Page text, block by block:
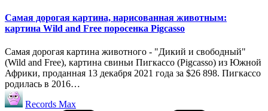
Самая дорогая картина, нарисованная животным:
картина Wild and Free поросенка Pigcasso
Самая дорогая картина животного - "Дикий и свободный"
(Wild and Free), картина свиньи Пигкассо (Pigcasso) из Южной
Африки, проданная 13 декабря 2021 года за $26 898. Пигкассо
родилась в 2016…
Запись
от
Records Max